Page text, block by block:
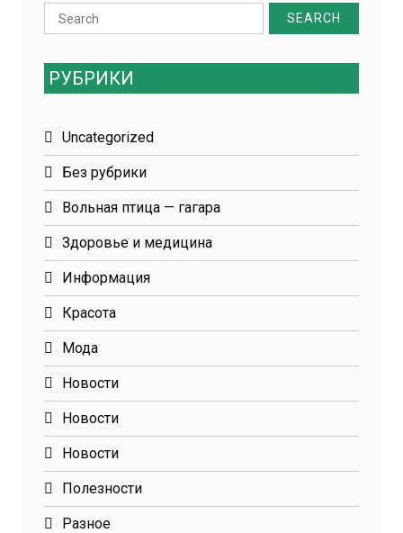
Search
for:
РУБРИКИ
Uncategorized
Без рубрики
Вольная птица — гагара
Здоровье и медицина
Информация
Красота
Мода
Новости
Новости
Новости
Полезности
Разное